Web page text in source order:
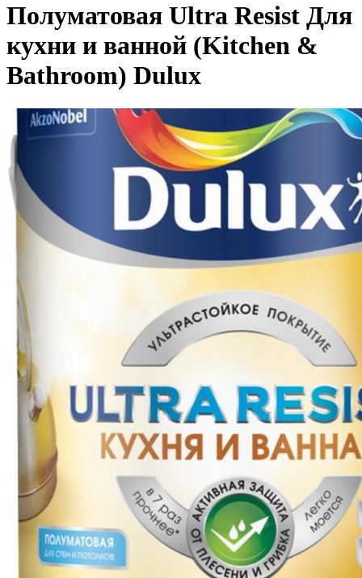
Полуматовая Ultra Resist Для
кухни и ванной (Kitchen &
Bathroom) Dulux